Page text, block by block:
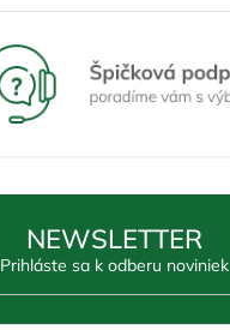
NEWSLETTER
Prihláste sa k odberu noviniek